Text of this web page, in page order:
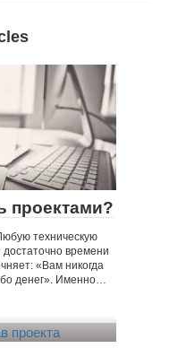
проектами?
техническую
времени
«Вам никогда
денег». Именно…